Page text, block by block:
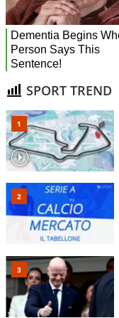
SPORT TREND